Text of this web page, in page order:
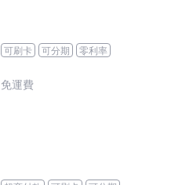
可刷卡 可分期 零利率
免運費